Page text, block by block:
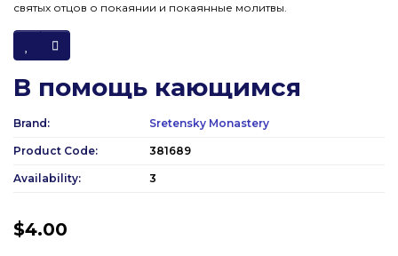
святых отцов о покаянии и покаянные молитвы.
В помощь кающимся
Brand: Sretensky Monastery
Product Code: 381689
Availability: 3
$4.00